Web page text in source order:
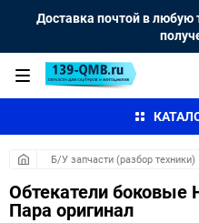
Доставка почтой в любую
Б/У запчасти (разбор техники)
Обтекатели боковые
Пара оригинал